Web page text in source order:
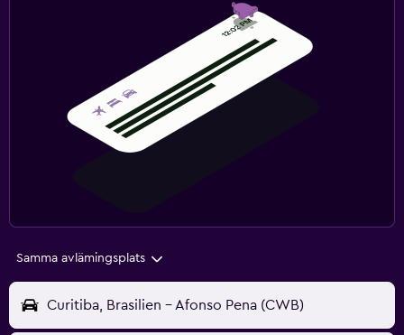
Samma avlämingsplats
Curitiba, Brasilien - Afonso Pena (CWB)